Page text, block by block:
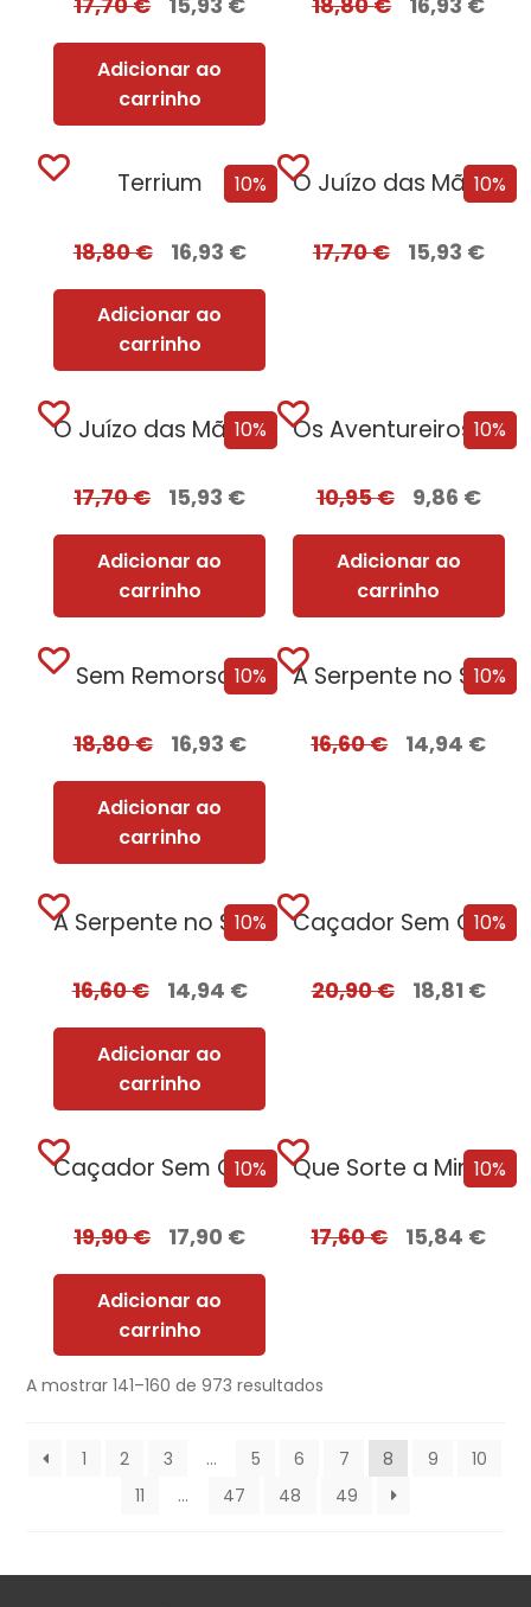
Adicionar ao
carrinho
10%
Terrium
18,80€ 16,93 €
Adicionar ao
carrinho
10%
O Juízo das Mãos – Volume 2...
17,70€ 15,93 €
10%
O Juízo das Mãos – Volume 2...
17,70€ 15,93 €
Adicionar ao
carrinho
10%
Os Aventureiros e os Caçadores de Relíquias
10,95€ 9,86 €
Adicionar ao
carrinho
10%
Sem Remorsos
18,80€ 16,93 €
Adicionar ao
carrinho
10%
A Serpente no Sótão + oferta O...
16,60€ 14,94 €
10%
A Serpente no Sótão
16,60€ 14,94 €
Adicionar ao
carrinho
10%
Caçador Sem Coração Edição com EDGES
20,90€ 18,81 €
10%
Caçador Sem Coração
19,90€ 17,90 €
Adicionar ao
carrinho
10%
Que Sorte a Minha Tua – Edição...
17,60€ 15,84 €
A mostrar 141–160 de 973 resultados
1 2 3 … 5 6 7 8 9
10
11
… 47 48 49